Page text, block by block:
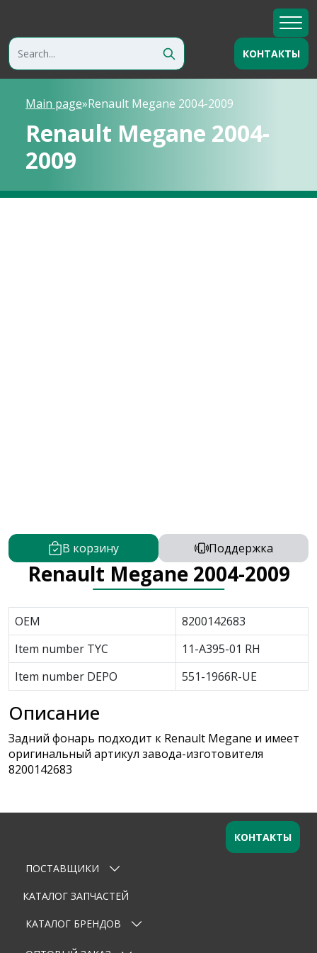
КОНТАКТЫ
Main page»Renault Megane 2004-2009
Renault Megane 2004-
2009
В корзину Поддержка
Renault Megane 2004-2009
OEM
8200142683
Item number TYC
11-A395-01 RH
Item number DEPO
551-1966R-UE
Описание
Задний фонарь подходит к Renault Megane и имеет
оригинальный артикул завода-изготовителя
8200142683
Оставьте заявку
Ваше имя
Email
ПОСТАВЩИКИ
КАТАЛОГ ЗАПЧАСТЕЙ
КАТАЛОГ БРЕНДОВ
КОНТАКТЫ